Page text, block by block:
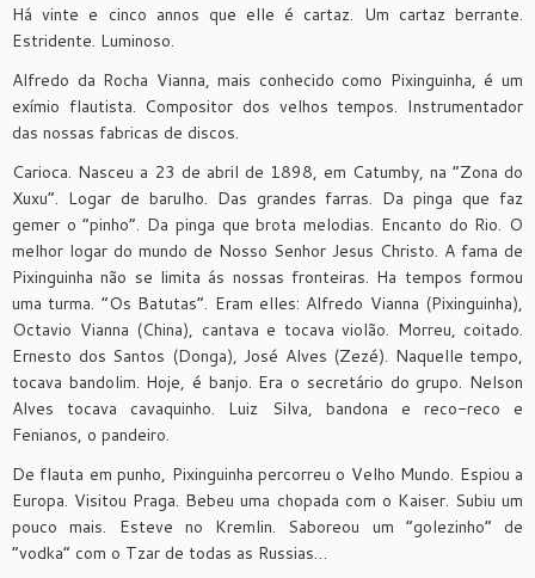
Há vinte e cinco annos que elle é cartaz. Um cartaz berrante.
Estridente. Luminoso.
Alfredo da Rocha Vianna, mais conhecido como Pixinguinha, é um
exímio flautista. Compositor dos velhos tempos. Instrumentador
das nossas fabricas de discos.
Carioca. Nasceu a 23 de abril de 1898, em Catumby, na “Zona do
Xuxu”. Logar de barulho. Das grandes farras. Da pinga que faz
gemer o “pinho”. Da pinga que brota melodias. Encanto do Rio. O
melhor logar do mundo de Nosso Senhor Jesus Christo. A fama de
Pixinguinha não se limita ás nossas fronteiras. Ha tempos formou
uma turma. “Os Batutas”. Eram elles: Alfredo Vianna (Pixinguinha),
Octavio Vianna (China), cantava e tocava violão. Morreu, coitado.
Ernesto dos Santos (Donga), José Alves (Zezé). Naquelle tempo,
tocava bandolim. Hoje, é banjo. Era o secretário do grupo. Nelson
Alves tocava cavaquinho. Luiz Silva, bandona e reco-reco e
Fenianos, o pandeiro.
De flauta em punho, Pixinguinha percorreu o Velho Mundo. Espiou a
Europa. Visitou Praga. Bebeu uma chopada com o Kaiser. Subiu um
pouco mais. Esteve no Kremlin. Saboreou um “golezinho” de
“vodka” com o Tzar de todas as Russias…